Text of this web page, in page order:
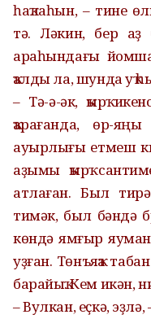
һаҡлаһын, – тине
тә. Ләкин, бер аҙ
араһындағы
ҡалды ла, шунда уҡ
– Тә-ә-әк, ҡырҡ
ҡарағанда, өр-
ауырлығы етмеш
аҙымы ҡырҡ
атлаған. Был
тимәк, был бәндә
көндә ямғыр
уҙған. Төнъяҡа
барайыҡ. Кем икән,
– Вулкан, еҫкә,